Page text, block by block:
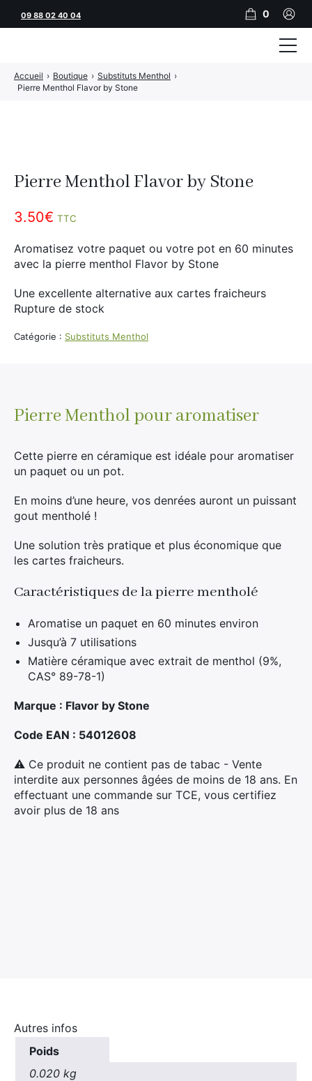
Pierre Menthol Flavor by Stone
3.50€ TTC
Aromatisez votre paquet ou votre pot en 60 minutes
avec la pierre menthol Flavor by Stone
Une excellente alternative aux cartes fraicheurs
Rupture de stock
Catégorie : Substituts Menthol
Accueil › Boutique › Substituts Menthol ›
Pierre Menthol Flavor by Stone
Pierre Menthol pour aromatiser
Cette pierre en céramique est idéale pour aromatiser
un paquet ou un pot.
En moins d’une heure, vos denrées auront un puissant
gout mentholé !
Une solution très pratique et plus économique que
les cartes fraicheurs.
Caractéristiques de la pierre mentholé
Aromatise un paquet en 60 minutes environ
Jusqu’à 7 utilisations
Matière céramique avec extrait de menthol (9%,
CAS° 89-78-1)
Marque : Flavor by Stone
Code EAN : 54012608
⚠ Ce produit ne contient pas de tabac - Vente
interdite aux personnes âgées de moins de 18 ans. En
effectuant une commande sur TCE, vous certifiez
avoir plus de 18 ans
Autres infos
Poids
0.020 kg
09 88 02 40 04 0
Tubeuses
JNR
Adalya
10ml
100ml
CBD
Divers
Salé